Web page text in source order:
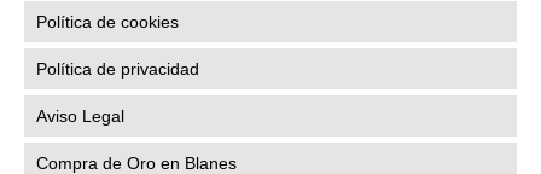
Política de cookies
Política de privacidad
Aviso Legal
Compra de Oro en Blanes